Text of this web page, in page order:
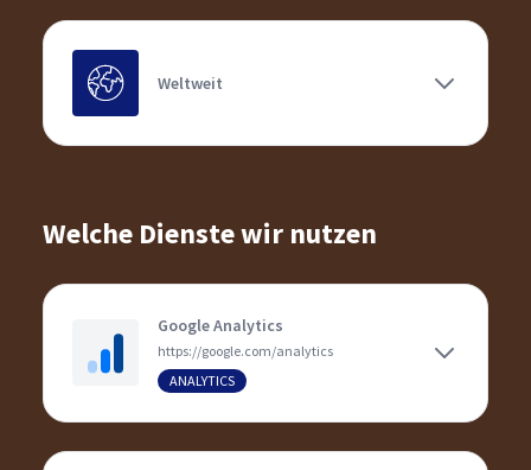
Weltweit
Welche Dienste wir nutzen
Google Analytics
https://google.com/analytics
ANALYTICS